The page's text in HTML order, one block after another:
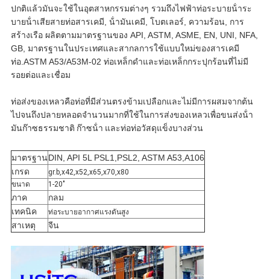
ปกติแล้วมันจะใช้ในอุตสาหกรรมต่างๆ รวมถึงไฟฟ้าท่อระบายน้ําระ
บายน้ําเสียสายท่อสารเคมี, น้ํามันเคมี, โบตเลอร์, ความร้อน, การ
สร้างเรือ ผลิตตามมาตรฐานของ API, ASTM, ASME, EN, UNI, NFA,
GB, มาตรฐานในประเทศและสากลการใช้แบบใหม่ของสารเคมี
ท่อ.ASTM A53/A53M-02 ท่อเหล็กดําและท่อเหล็กกระปุกร้อนที่ไม่มี
รอยต่อและเชื่อม
ท่อส่งของเหลวคือท่อที่มีส่วนตรงข้ามเปลือกและไม่มีการผสมจากต้น
ไปจนถึงปลายหลอดจํานวนมากที่ใช้ในการส่งของเหลวเพื่อขนส่งน้ํา
มันก๊าซธรรมชาติ ก๊าซน้ํา และท่อท่อวัสดุแข็งบางส่วน
มาตรฐานDIN, API 5L PSL1,PSL2, ASTM A53,A106
เกรด
gr.b,x42,x52,x65,x70,x80
ขนาด
1-20"
ภาค
กลม
เทคนิค
ท่อระบายอากาศแรงดันสูง
สาเหตุ จีน